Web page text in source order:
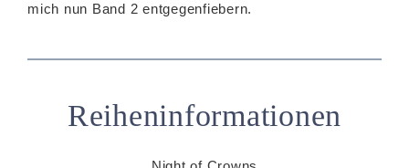
mich nun Band 2 entgegenfiebern.
Reiheninformationen